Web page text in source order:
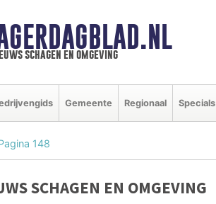
schagen en omgeving
Gemeente Regionaal Specials
148
SCHAGEN EN OMGEVING